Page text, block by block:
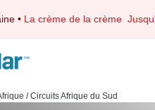
• La crème de la crème
/ Circuits Afrique du Sud